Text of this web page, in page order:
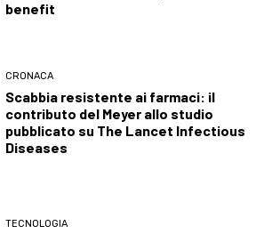
benefit
CRONACA
Scabbia resistente ai farmaci: il
contributo del Meyer allo studio
pubblicato su The Lancet Infectious
Diseases
TECNOLOGIA